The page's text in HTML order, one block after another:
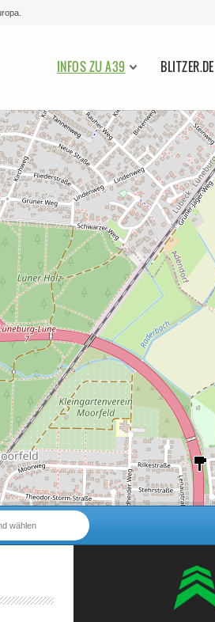
Bitte auswählen
INFOS ZU A39 BLITZER.DE
wählen